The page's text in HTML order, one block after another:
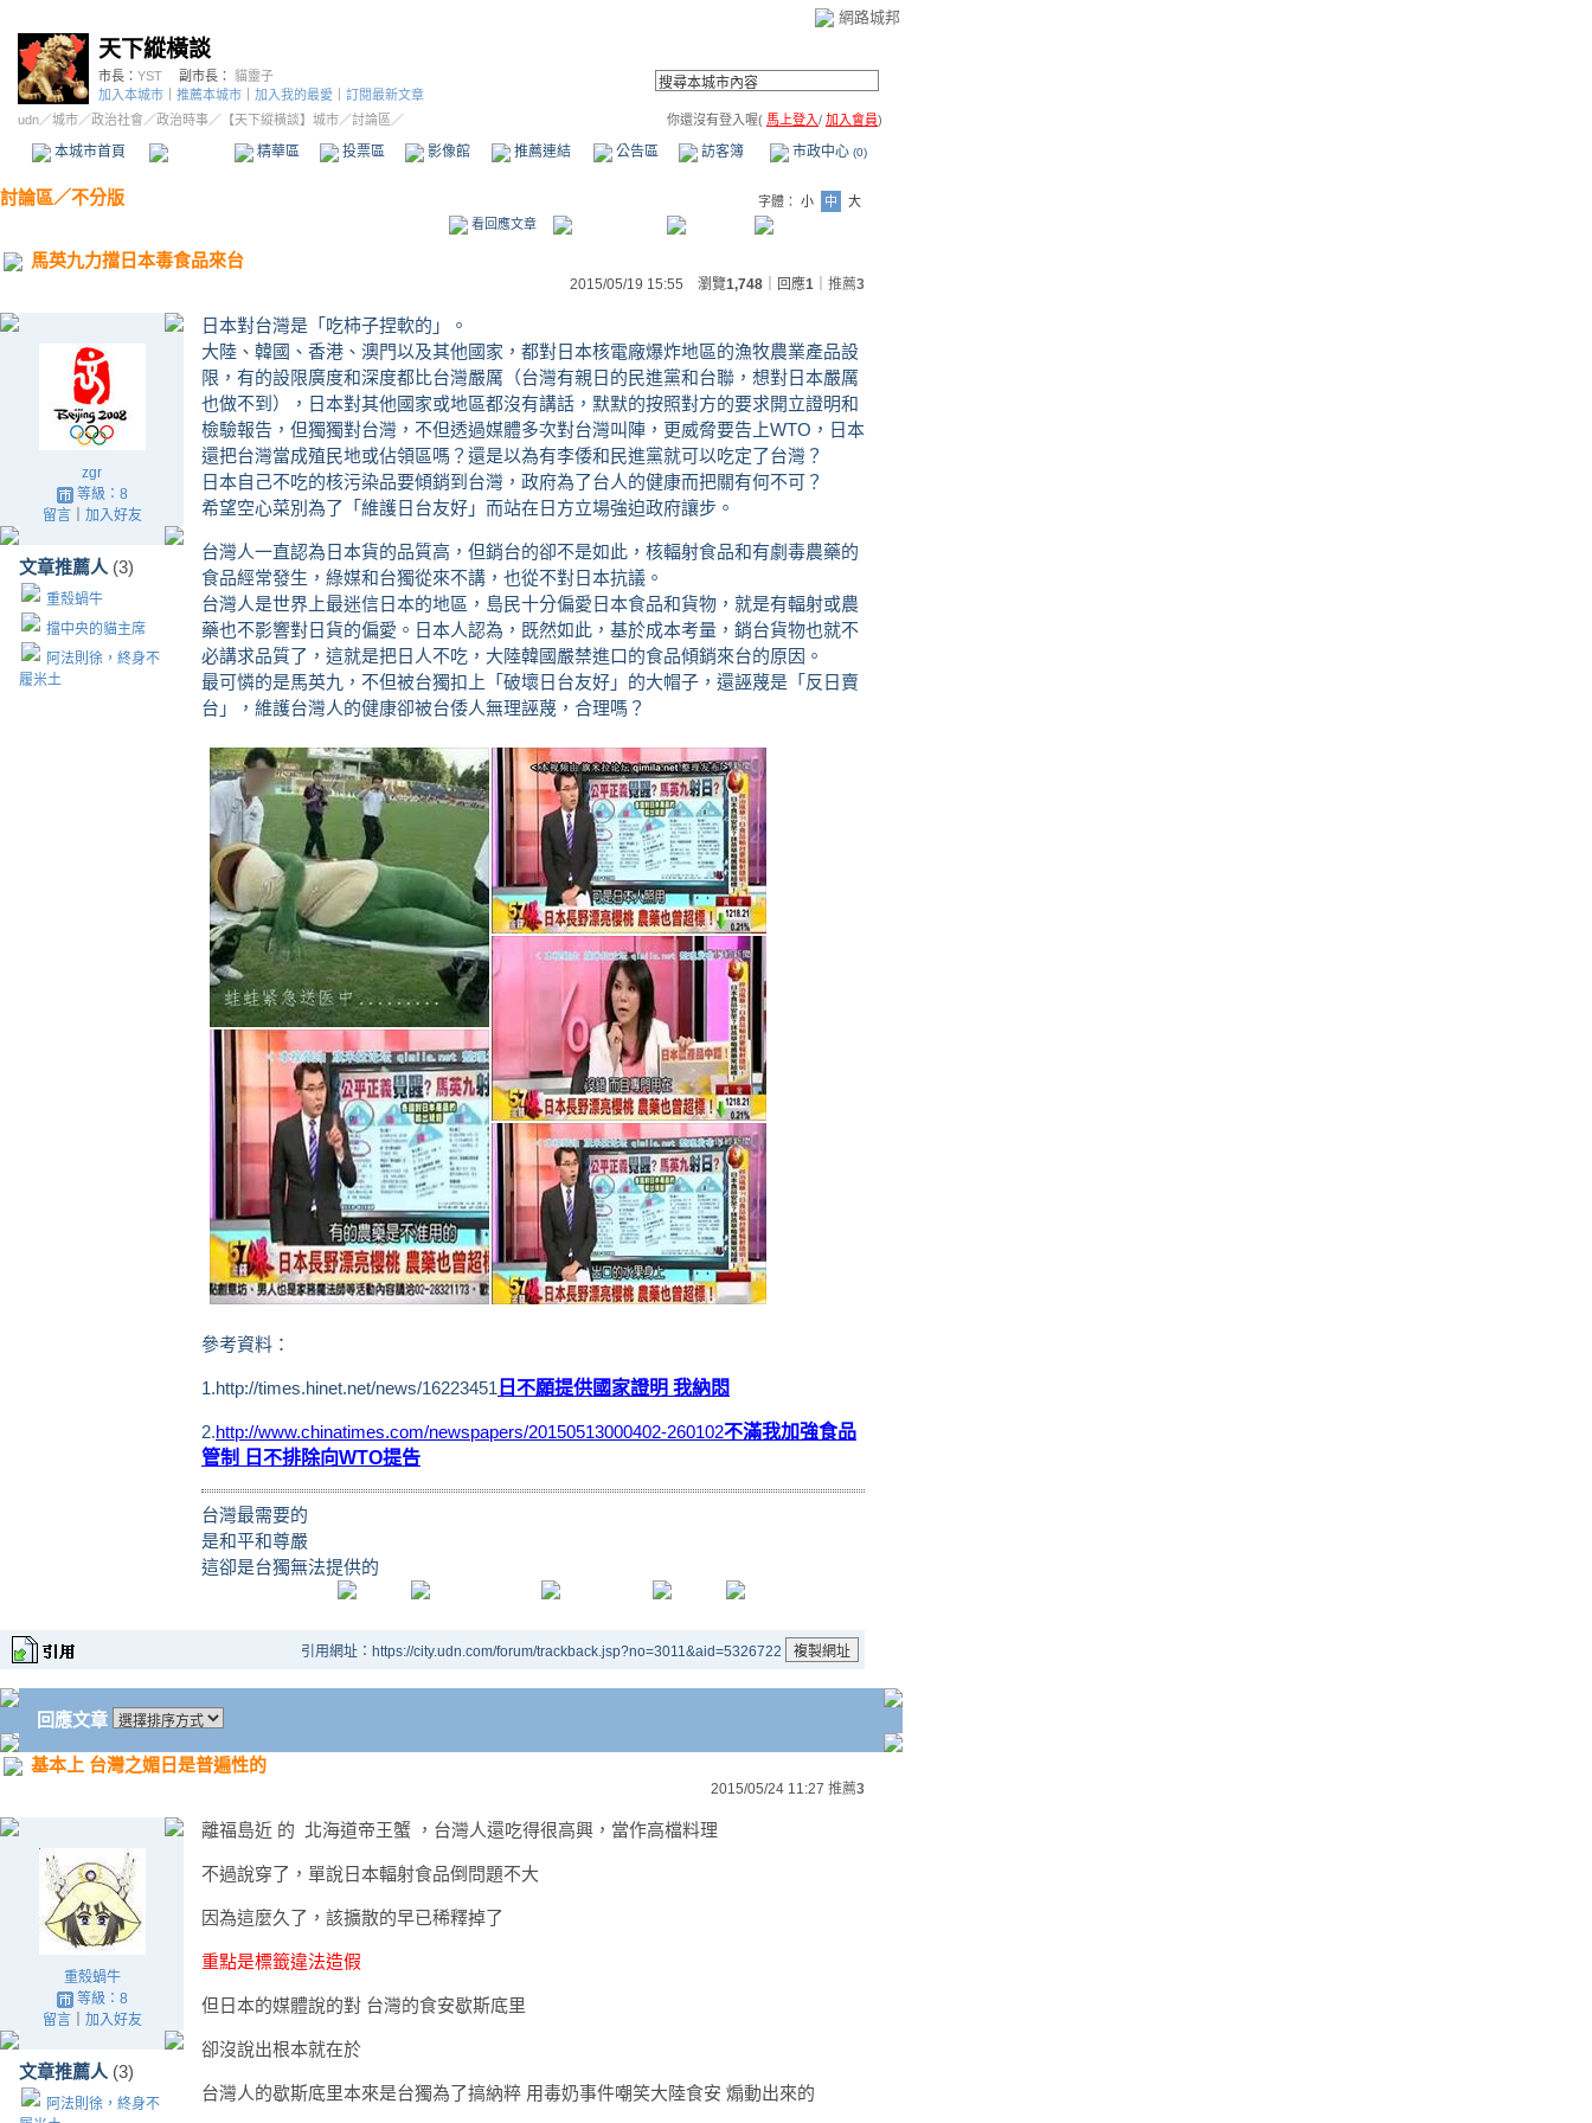
網路城邦
天下縱橫談
市長： YST 副市長： 貓靈子
加入本城市
推薦本城市 加入我的最愛
訂閱最新文章
udn／城市／政治社會 ／政治時事／ 【天下縱橫談】城市／討論區／ 你還沒有登入喔( 馬上登入/ 加入會員)
本城市首頁 精華區 投票區 影像館 推薦連結 公告區 訪客簿 市政中心 (0)
討論區／不分版 字體： 小 中
大
看回應文章
馬英九力擋日本毒食品來台
2015/05/19 15:55 瀏覽1,748 ｜回應1 推薦3
zgr
等級：8
留言｜ 加入好友
文章推薦人 (3)
重殼蝸牛
擋中央的貓主席
阿法則徐，終身不
履米土
日本對台灣是「吃柿子捏軟的」。
大陸、韓國、香港、澳門以及其他國家，都對日本核電廠爆炸地區的漁牧農業產品設
限，有的設限廣度和深度都比台灣嚴厲（台灣有親日的民進黨和台聯，想對日本嚴厲
也做不到），日本對其他國家或地區都沒有講話，默默的按照對方的要求開立證明和
檢驗報告，但獨獨對台灣，不但透過媒體多次對台灣叫陣，更威脅要告上WTO，日本
還把台灣當成殖民地或佔領區嗎？還是以為有李倭和民進黨就可以吃定了台灣？
日本自己不吃的核污染品要傾銷到台灣，政府為了台人的健康而把關有何不可？
希望空心菜別為了「維護日台友好」而站在日方立場強迫政府讓步。
台灣人一直認為日本貨的品質高，但銷台的卻不是如此，核輻射食品和有劇毒農藥的
食品經常發生，綠媒和台獨從來不講，也從不對日本抗議。
台灣人是世界上最迷信日本的地區，島民十分偏愛日本食品和貨物，就是有輻射或農
藥也不影響對日貨的偏愛。日本人認為，既然如此，基於成本考量，銷台貨物也就不
必講求品質了，這就是把日人不吃，大陸韓國嚴禁進口的食品傾銷來台的原因。
最可憐的是馬英九，不但被台獨扣上「破壞日台友好」的大帽子，還誣蔑是「反日賣
台」，維護台灣人的健康卻被台倭人無理誣蔑，合理嗎？
參考資料：
1.http://times.hinet.net/news/16223451 日不願提供國家證明 我納悶
2.http://www.chinatimes.com/newspapers/20150513000402-260102不滿我加強食品
管制 日不排除向WTO提告
台灣最需要的
是和平和尊嚴
這卻是台獨無法提供的
引用網址：https://city.udn.com/forum/trackback.jsp?no=3011&aid=5326722
回應文章
基本上 台灣之媚日是普遍性的
2015/05/24 11:27 推薦3
重殼蝸牛
等級：8
留言｜ 加入好友
文章推薦人 (3)
阿法則徐，終身不
離福島近 的 北海道帝王蟹 ，台灣人還吃得很高興，當作高檔料理
不過說穿了，單說日本輻射食品倒問題不大
因為這麼久了，該擴散的早已稀釋掉了
重點是標籤違法造假
但日本的媒體說的對 台灣的食安歇斯底里
卻沒說出根本就在於
台灣人的歇斯底里本來是台獨為了搞納粹 用毒奶事件嘲笑大陸食安 煽動出來的